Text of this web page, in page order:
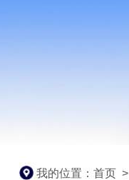
我的位置： 首页 >